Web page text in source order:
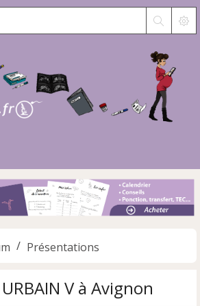
Présentations
V à Avignon